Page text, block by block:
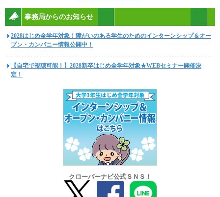
事務局からのお知らせ
2028はじめ全学年対象！障がいのある学生のためのインターンシップ＆オー
プン・カンパニー情報公開中！
【自宅で視聴可能！】2028新卒はじめ全学年対象★WEBセミナー開催決
定！
クローバーナビ公式ＳＮＳ！